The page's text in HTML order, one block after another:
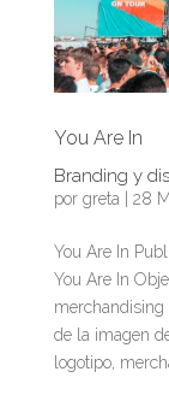
You Are In
Branding y
por greta | 28
You Are In
You Are In
merchandising
de la imagen
logotipo,